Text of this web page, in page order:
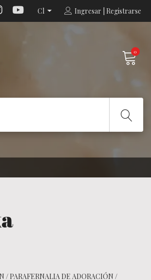
Cl Ingresar | Registrarse
0
/ PARAFERNALIA DE ADORACIÓN /